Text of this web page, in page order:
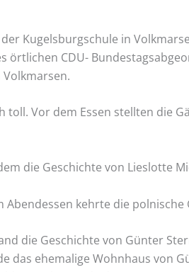
Kugelsburgschule in
CDU-
Vor dem Essen stellten die
die Geschichte von Lieslotte
kehrte die
die Geschichte von Günter
das ehemalige Wohnhaus von